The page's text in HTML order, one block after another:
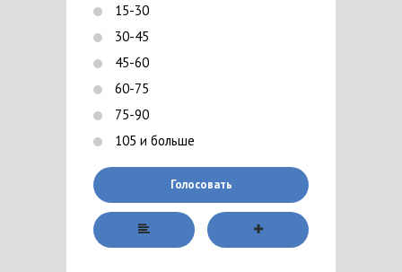
15-30
30-45
45-60
60-75
75-90
105 и больше
Голосовать